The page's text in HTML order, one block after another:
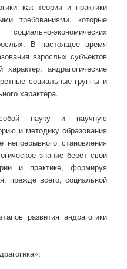
как теории и практики
требованиями, которые
экономических
В настоящее время
взрослых субъектов
андрагогические
социальные группы и
характера.
собой науку и научную
и методику образования
становления
знание берет свои
и практике, формируя
прежде всего, социальной
развития андрагогики